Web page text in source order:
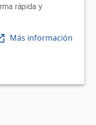
rápida y
Más información